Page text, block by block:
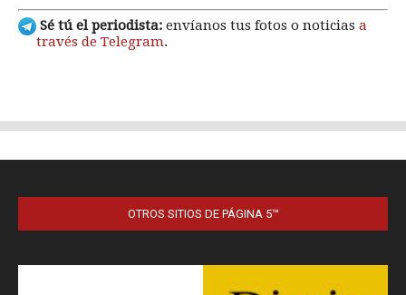
OTROS SITIOS DE PÁGINA 5™